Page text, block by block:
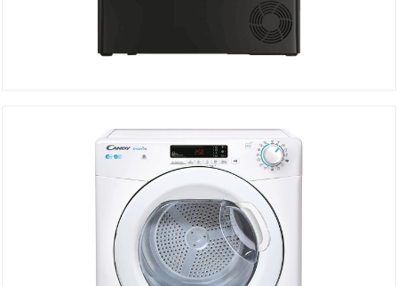
DÉTAILS